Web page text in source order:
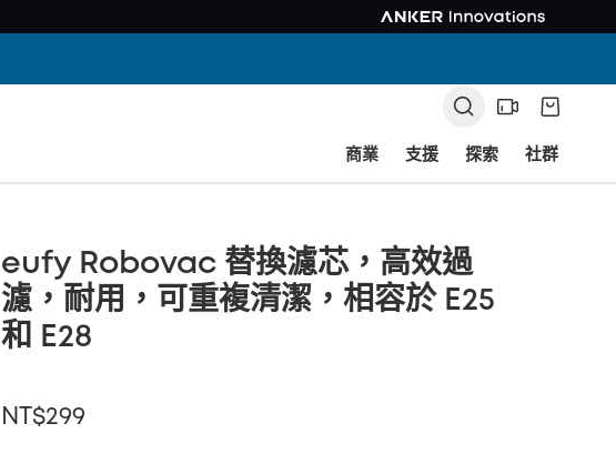
商業 支援 探索 社群
eufy Robovac 替換濾芯，高效過
濾，耐用，可重複清潔，相容於 E25
和 E28
NT$299